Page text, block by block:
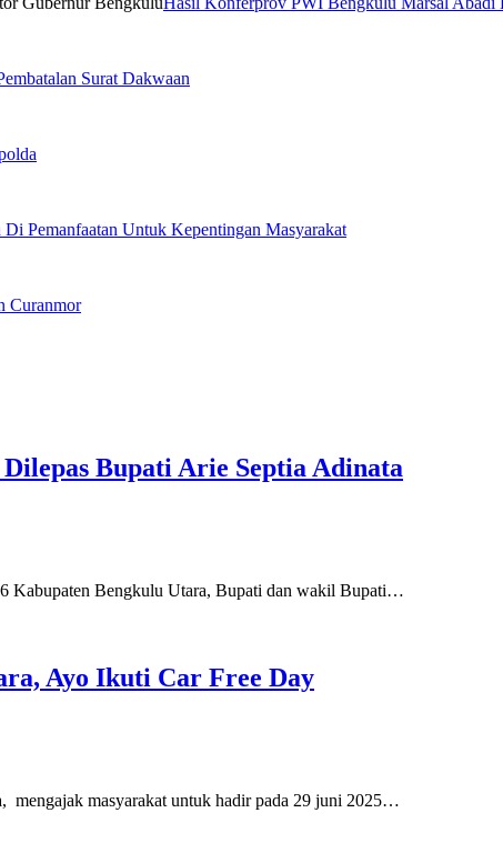
Surat Dakwaan
Pemanfaatan Untuk Kepentingan Masyarakat
Curanmor
Bupati Arie Septia Adinata
Kabupaten Bengkulu Utara, Bupati dan wakil Bupati…
Ayo Ikuti Car Free Day
masyarakat untuk hadir pada 29 juni 2025…